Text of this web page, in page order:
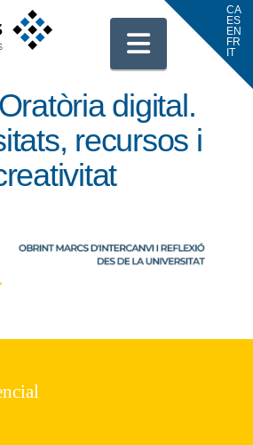
digital.
recursos i